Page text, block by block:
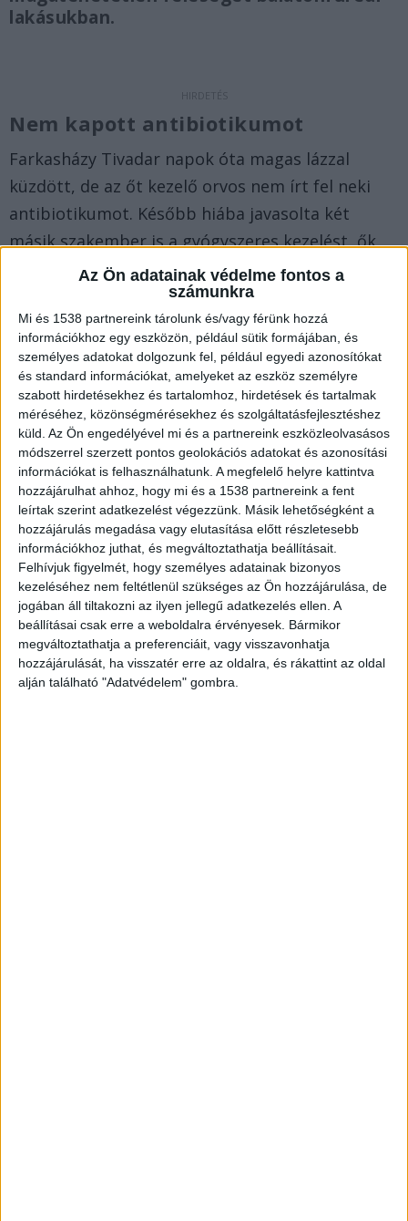
Az Ön adatainak védelme fontos a
számunkra
Mi és 1538 partnereink tárolunk és/vagy férünk hozzá
információkhoz egy eszközön, például sütik formájában, és
személyes adatokat dolgozunk fel, például egyedi azonosítókat
és standard információkat, amelyeket az eszköz személyre
szabott hirdetésekhez és tartalomhoz, hirdetések és tartalmak
méréséhez, közönségmérésekhez és szolgáltatásfejlesztéshez
küld. Az Ön engedélyével mi és a partnereink eszközleolvasásos
módszerrel szerzett pontos geolokációs adatokat és azonosítási
információkat is felhasználhatunk. A megfelelő helyre kattintva
hozzájárulhat ahhoz, hogy mi és a 1538 partnereink a fent
leírtak szerint adatkezelést végezzünk. Másik lehetőségként a
hozzájárulás megadása vagy elutasítása előtt részletesebb
információkhoz juthat, és megváltoztathatja beállításait.
Felhívjuk figyelmét, hogy személyes adatainak bizonyos
kezeléséhez nem feltétlenül szükséges az Ön hozzájárulása, de
jogában áll tiltakozni az ilyen jellegű adatkezelés ellen. A
beállításai csak erre a weboldalra érvényesek. Bármikor
megváltoztathatja a preferenciáit, vagy visszavonhatja
hozzájárulását, ha visszatér erre az oldalra, és rákattint az oldal
alján található "Adatvédelem" gombra.
lakásukban.
Nem kapott antibiotikumot
Farkasházy Tivadar napok óta magas lázzal
küzdött, de az őt kezelő orvos nem írt fel neki
antibiotikumot. Később hiába javasolta két
másik szakember is a gyógyszeres kezelést, ők
nem rendelkeztek a szükséges jogosultsággal,
ismerős gyógyszerészei pedig nem tudtak
segíteni recept nélkül. „Rendben, de akkor a
szabálytalan halált is tiltsák meg, mert volt némi
esélyem rá” – mondta a humorista aBlikknek
Balatonkörnyéke.hu legfrissebb híreit ide
kattintva éred el. A Facebookon már 26 ezernél is
többen követnek minket, az erősebb napokon mi
vagyunk a Balaton vezető hírportálja.
Napokig tartott a diagnosztizálás
A tüdőgyulladást csak napokkal később mutatta
ki a röntgenvizsgálat, a laboreredmények pedig a
Semmelweis-nap miatt késtek. Végül egy
balatonfüredi orvos hívta fel, hogy azonnal
mentőt küldene – nemcsak a tüdőgyulladás,